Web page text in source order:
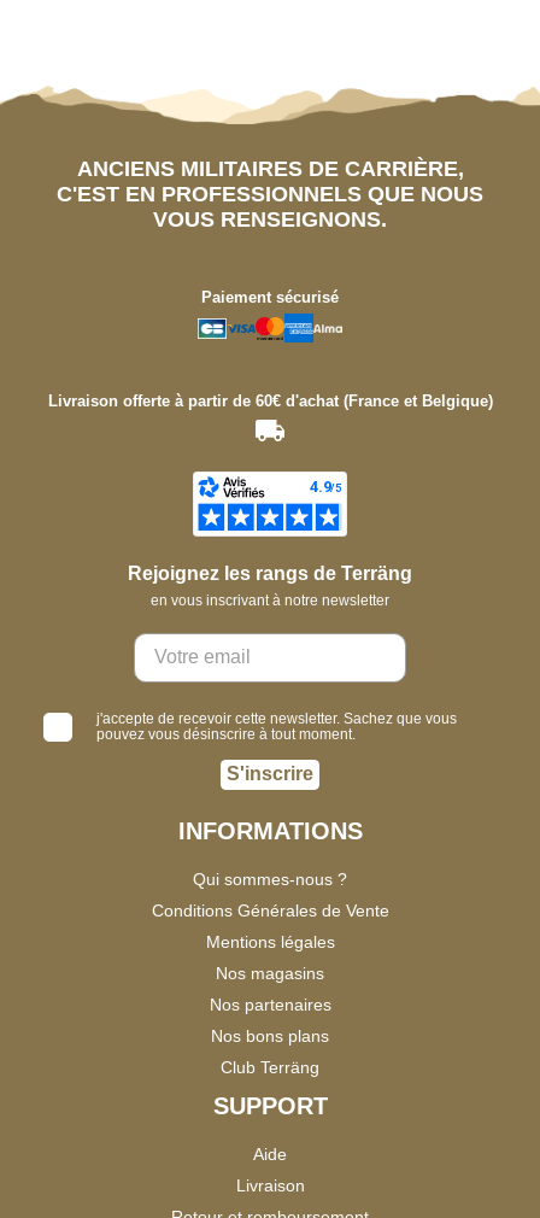
ANCIENS MILITAIRES DE CARRIÈRE,
C'EST EN PROFESSIONNELS QUE NOUS
VOUS RENSEIGNONS.
Paiement sécurisé
Livraison offerte à partir de 60€ d'achat (France et Belgique)
Rejoignez les rangs de Terräng
en vous inscrivant à notre newsletter
j'accepte de recevoir cette newsletter. Sachez que vous
pouvez vous désinscrire à tout moment.
S'inscrire
INFORMATIONS
Qui sommes-nous ?
Conditions Générales de Vente
Mentions légales
Nos magasins
Nos partenaires
Nos bons plans
Club Terräng
SUPPORT
Aide
Livraison